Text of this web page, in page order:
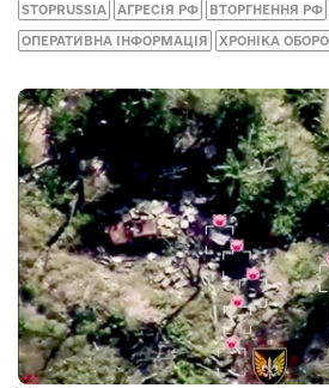
STOPRUSSIA АГРЕСІЯ РФ ВТОРГНЕННЯ РФ
ОПЕРАТИВНА ІНФОРМАЦІЯ ХРОНІКА